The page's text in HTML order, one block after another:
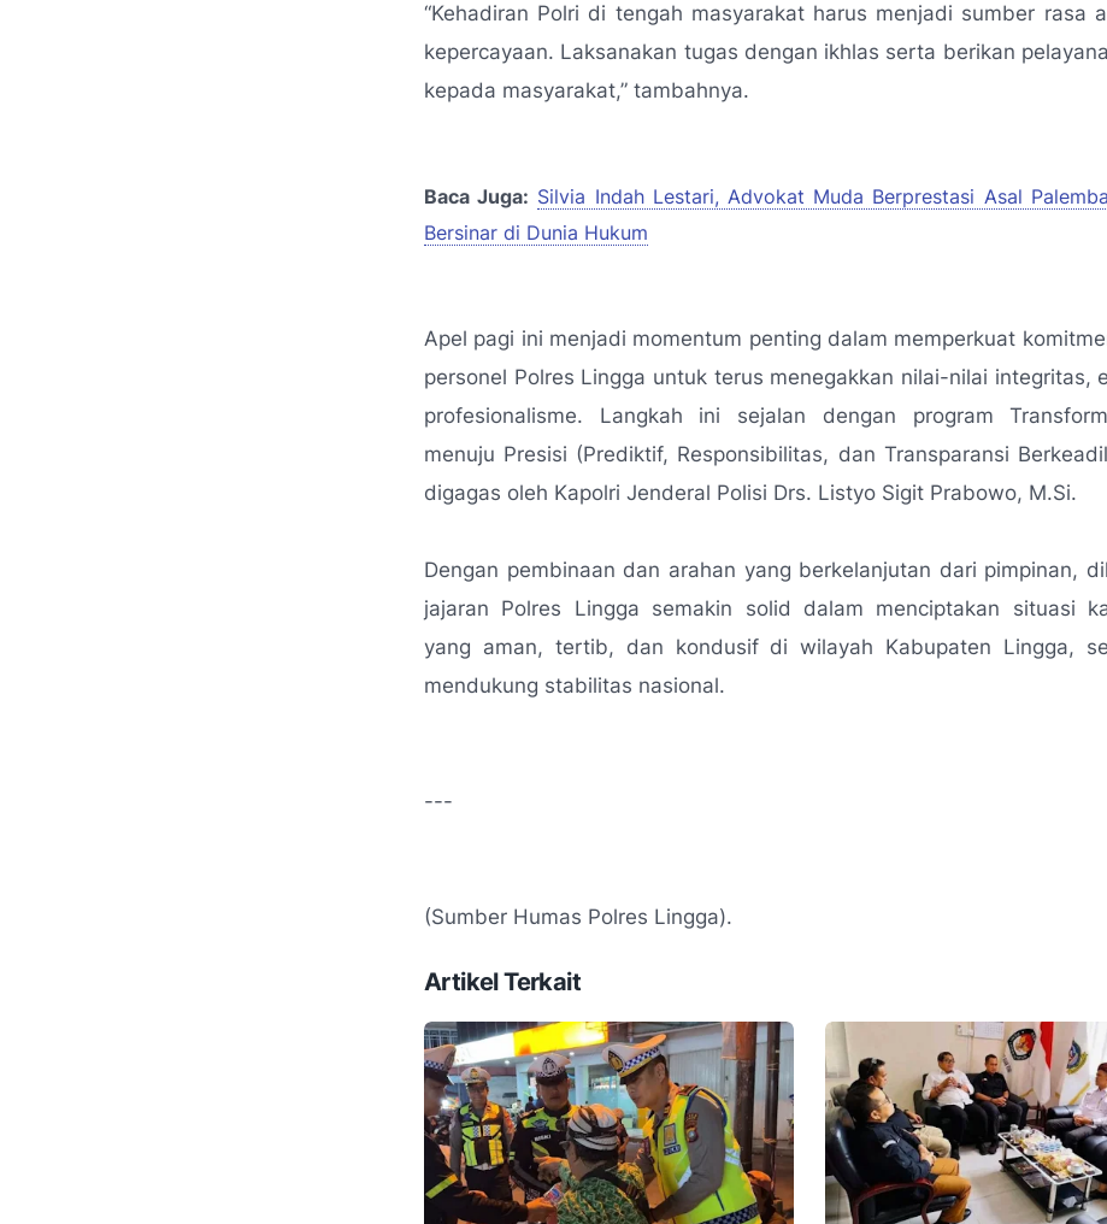
“Kehadiran Polri di tengah masyarakat harus menjadi sumber rasa
kepercayaan. Laksanakan tugas dengan ikhlas serta berikan
kepada masyarakat,” tambahnya.
Baca Juga: Silvia Indah Lestari, Advokat Muda Berprestasi Asal
Bersinar di Dunia Hukum
Apel pagi ini menjadi momentum penting dalam memperkuat
personel Polres Lingga untuk terus menegakkan nilai-nilai integritas,
profesionalisme. Langkah ini sejalan dengan program
menuju Presisi (Prediktif, Responsibilitas, dan Transparansi
digagas oleh Kapolri Jenderal Polisi Drs. Listyo Sigit Prabowo, M.Si.
Dengan pembinaan dan arahan yang berkelanjutan dari pimpinan,
jajaran Polres Lingga semakin solid dalam menciptakan situasi
yang aman, tertib, dan kondusif di wilayah Kabupaten Lingga,
mendukung stabilitas nasional.
---
(Sumber Humas Polres Lingga).
Artikel Terkait